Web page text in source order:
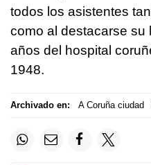
todos los asistentes
como al destacarse su
años del hospital
1948.
Archivado en: A Coruña ciudad